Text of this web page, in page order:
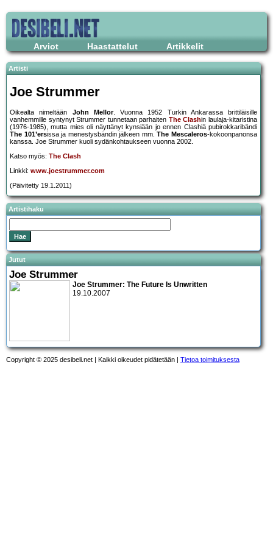
Arviot Haastattelut Artikkelit
Artisti
Joe Strummer
Oikealta nimeltään John Mellor. Vuonna 1952 Turkin Ankarassa brittiläisille
vanhemmille syntynyt Strummer tunnetaan parhaiten The Clashin laulaja-kitaristina
(1976-1985), mutta mies oli näyttänyt kynsiään jo ennen Clashiä pubirokkaribändi
The 101’ersissa ja menestysbändin jälkeen mm.The Mescaleros-kokoonpanonsa
kanssa. Joe Strummer kuoli sydänkohtaukseen vuonna 2002.
Katso myös: The Clash
Linkki: www.joestrummer.com
(Päivitetty 19.1.2011)
Artistihaku
Jutut
Joe Strummer
Joe Strummer: The Future Is Unwritten
19.10.2007
Copyright © 2025 desibeli.net | Kaikki oikeudet pidätetään | Tietoa toimituksesta